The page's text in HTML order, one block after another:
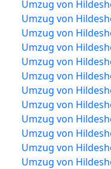
Umzug von
Umzug von
Umzug von
Umzug von
Umzug von
Umzug von
Umzug von
Umzug von
Umzug von
Umzug von
Umzug von
Umzug von